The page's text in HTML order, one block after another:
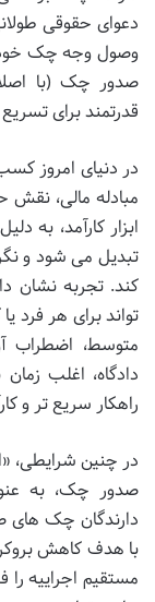
دعوای حقوقی
قدرتمند برای
در دنیای امروز
مبادله مالی، نقش
ابزار کارآمد، به
تبدیل می شود و
کند. تجربه
تواند برای هر
متوسط، اضطراب
دادگاه، اغلب
راهکار سریع تر و
صدور چک، به
دارندگان چک های
با هدف کاهش
مستقیم اجراییه را